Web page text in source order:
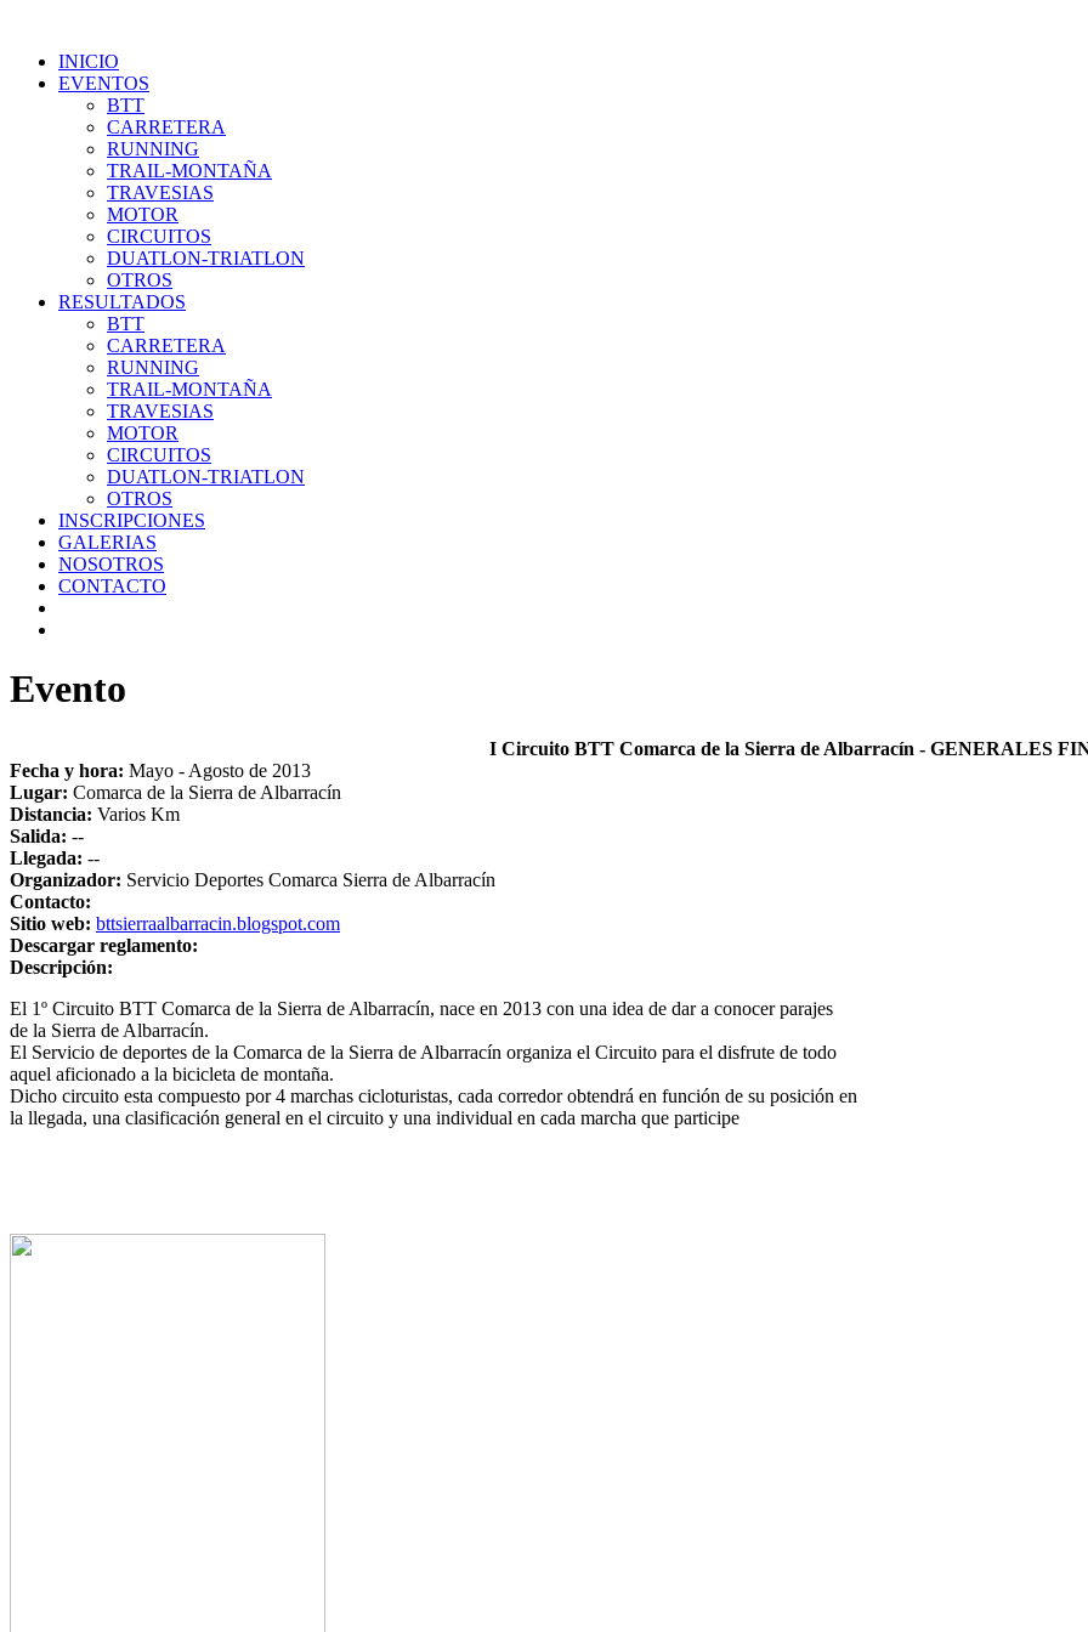
INICIO
EVENTOS
BTT
CARRETERA
RUNNING
TRAIL-MONTAÑA
TRAVESIAS
MOTOR
CIRCUITOS
DUATLON-TRIATLON
OTROS
RESULTADOS
BTT
CARRETERA
RUNNING
TRAIL-MONTAÑA
TRAVESIAS
MOTOR
CIRCUITOS
DUATLON-TRIATLON
OTROS
INSCRIPCIONES
GALERIAS
NOSOTROS
CONTACTO
Evento
I Circuito BTT Comarca de la Sierra de Albarracín - GENERALES
Fecha y hora: Mayo - Agosto de 2013
Lugar: Comarca de la Sierra de Albarracín
Distancia: Varios Km
Salida: --
Llegada: --
Organizador: Servicio Deportes Comarca Sierra de Albarracín
Contacto:
Sitio web: bttsierraalbarracin.blogspot.com
Descargar reglamento:
Descripción:
El 1º Circuito BTT Comarca de la Sierra de Albarracín, nace en 2013 con una idea de dar a conocer parajes
de la Sierra de Albarracín.
El Servicio de deportes de la Comarca de la Sierra de Albarracín organiza el Circuito para el disfrute de todo
aquel aficionado a la bicicleta de montaña.
Dicho circuito esta compuesto por 4 marchas cicloturistas, cada corredor obtendrá en función de su posición en
la llegada, una clasificación general en el circuito y una individual en cada marcha que participe